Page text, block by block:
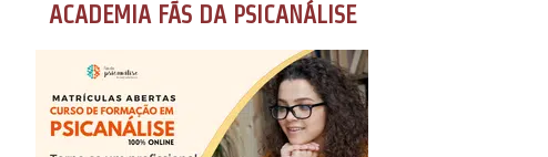
ACADEMIA FÃS DA PSICANÁLISE